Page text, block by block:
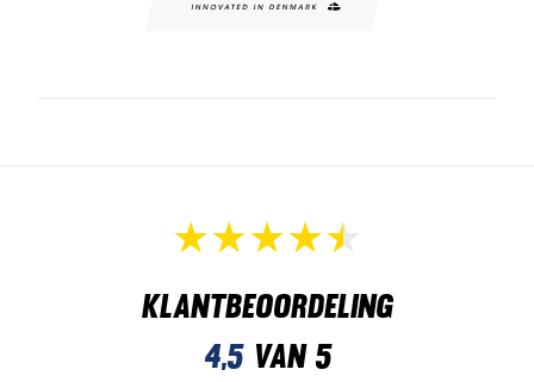
Klantbeoordeling
4,5van 5